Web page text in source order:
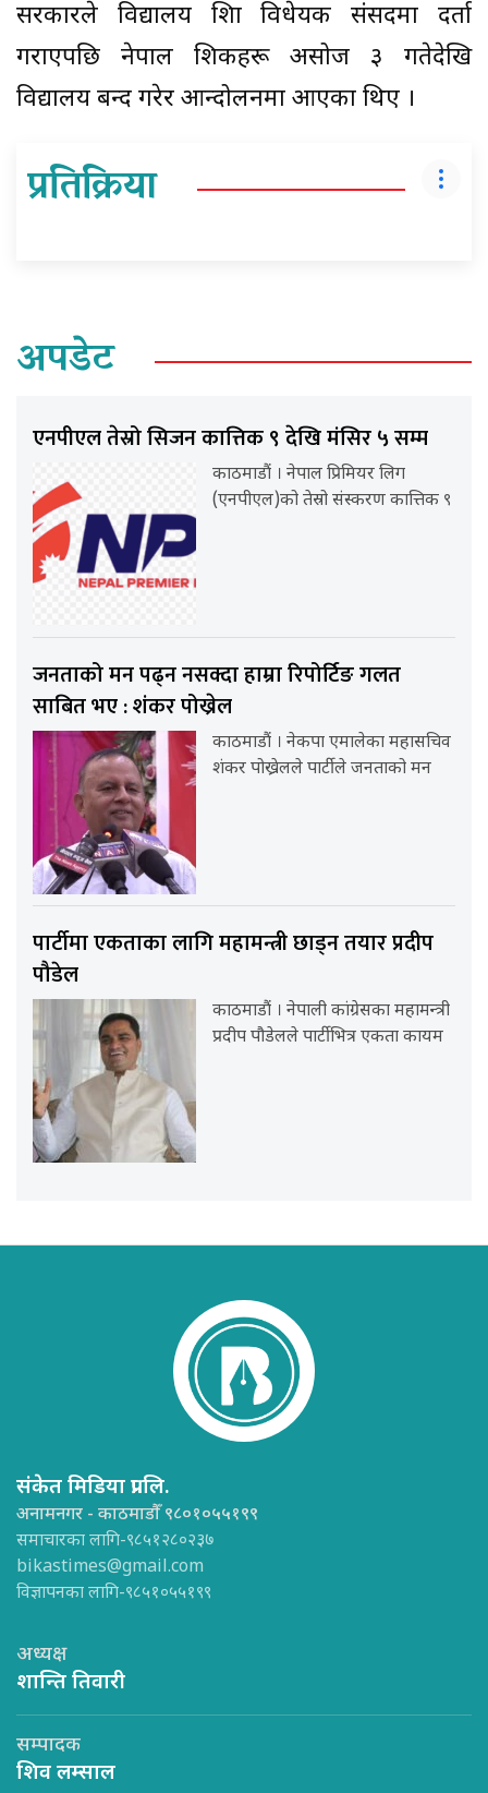
सरकारले विद्यालय शिक्षा विधेयक संसदमा दर्ता
गराएपछि नेपाल शिक्षकहरू असोज ३ गतेदेखि
विद्यालय बन्द गरेर आन्दोलनमा आएका थिए ।
प्रतिक्रिया
अपडेट
एनपीएल तेस्रो सिजन कात्तिक ९ देखि मंसिर ५ सम्म
काठमाडौं । नेपाल प्रिमियर लिग
(एनपीएल)को तेस्रो संस्करण कात्तिक ९
जनताको मन पढ्न नसक्दा हाम्रा रिपोर्टिङ गलत
साबित भए : शंकर पोख्रेल
काठमाडौं । नेकपा एमालेका महासचिव
शंकर पोख्रेलले पार्टीले जनताको मन
पार्टीमा एकताका लागि महामन्त्री छाड्न तयार प्रदीप
पौडेल
काठमाडौं । नेपाली कांग्रेसका महामन्त्री
प्रदीप पौडेलले पार्टीभित्र एकता कायम
संकेत मिडिया प्रा.लि.
अनामनगर - काठमाडौँ ९८०१०५५१९९
समाचारका लागि-९८५१२८०२३७
bikastimes@gmail.com
विज्ञापनका लागि-९८५१०५५१९९
अध्यक्ष
शान्ति तिवारी
सम्पादक
शिव लम्साल